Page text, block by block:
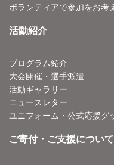
ボランティアで参加をお考
活動紹介
プログラム紹介
大会開催・選手派遣
活動ギャラリー
ニュースレター
ユニフォーム・公式応援グ
ご寄付・ご支援について